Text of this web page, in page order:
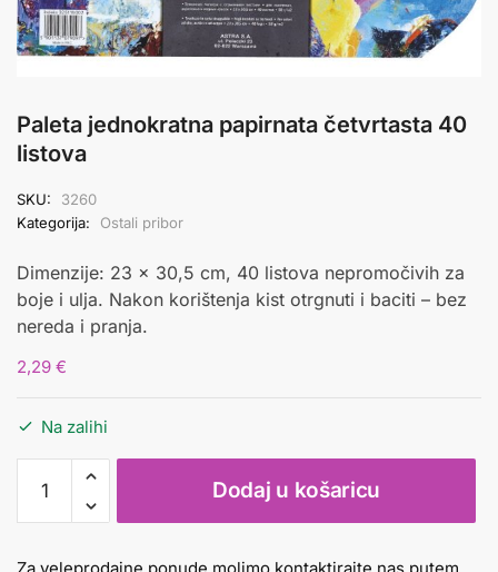
Paleta jednokratna papirnata četvrtasta 40
listova
SKU:
3260
Kategorija:
Ostali pribor
Dimenzije: 23 x 30,5 cm, 40 listova nepromočivih za
boje i ulja. Nakon korištenja kist otrgnuti i baciti – bez
nereda i pranja.
2,29 €
Na zalihi
jednokratna
papirnata
Dodaj u košaricu